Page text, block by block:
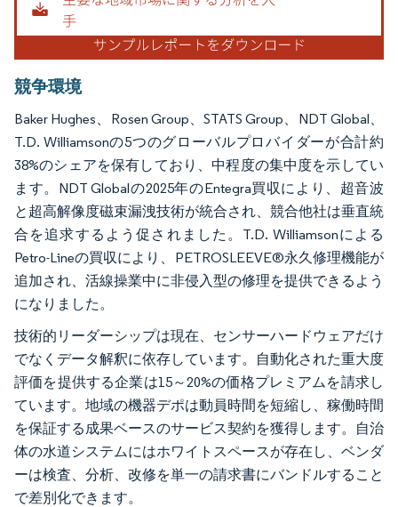
競争環境
Baker Hughes、Rosen Group、STATS Group、NDT Global、
T.D. Williamsonの5つのグローバルプロバイダーが合計約
38%のシェアを保有しており、中程度の集中度を示してい
ます。NDT Globalの2025年のEntegra買収により、超音波
と超高解像度磁束漏洩技術が統合され、競合他社は垂直統
合を追求するよう促されました。T.D. Williamsonによる
Petro-Lineの買収により、PETROSLEEVE®永久修理機能が
追加され、活線操業中に非侵入型の修理を提供できるよう
になりました。
技術的リーダーシップは現在、センサーハードウェアだけ
でなくデータ解釈に依存しています。自動化された重大度
評価を提供する企業は15～20%の価格プレミアムを請求し
ています。地域の機器デポは動員時間を短縮し、稼働時間
を保証する成果ベースのサービス契約を獲得します。自治
体の水道システムにはホワイトスペースが存在し、ベンダ
ーは検査、分析、改修を単一の請求書にバンドルすること
で差別化できます。